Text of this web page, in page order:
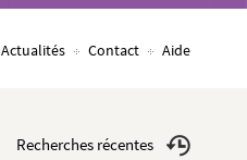
Actualités Contact Aide
Recherches récentes